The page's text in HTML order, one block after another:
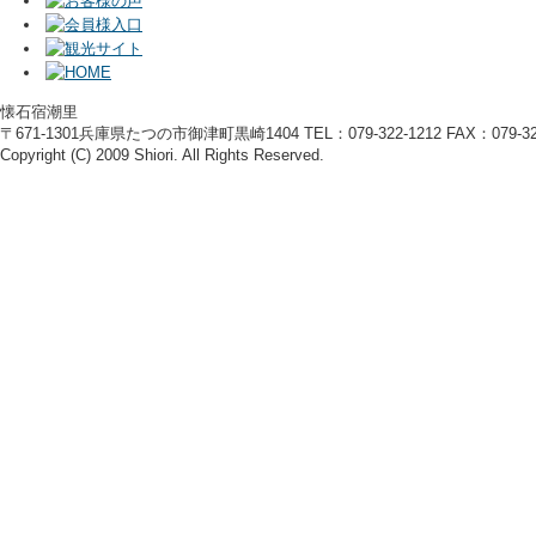
懐石宿潮里
〒671-1301兵庫県たつの市御津町黒崎1404 TEL：079-322-1212 FAX：079-
Copyright (C) 2009 Shiori. All Rights Reserved.